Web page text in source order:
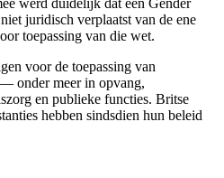
werd duidelijk dat een Gender
juridisch verplaatst van de ene
toepassing van die wet.
voor de toepassing van
onder meer in opvang,
en publieke functies. Britse
hebben sindsdien hun beleid